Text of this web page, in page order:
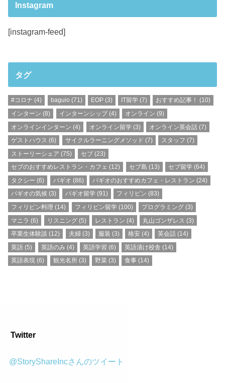
Instagram
[instagram-feed]
タグ
#コロナ (4) baguio (71) EOP(3) IT留学 (7) おすすめ記事！ (10)
インターン (8) インターンシップ(4) オンライン (9)
オンラインインターン (4) オンライン留学(3) オンライン英会話(7)
ゲストハウス (6) サイクルラーニングメソッド (7) スタッフ (7)
ストーリーシェア (75) セブ(23)
セブのおすすめレストラン・カフェ (12) セブ島 (13) セブ留学(64)
タクシー (6) バギオ (86) バギオのおすすめカフェ・レストラン (24)
バギオの気候 (3) バギオ留学(91) フィリピン (83)
フィリピン料理 (14) フィリピン留学(100) プログラミング(3)
マニラ (6) リスニング(5) レストラン (4) 丸山ゴンザレス (3)
卒業生体験談 (12) 夫婦(3) 服装 (3) 格安 (4) 英会話 (14)
英語 (5) 英語のみ (4) 英語学習 (6) 英語漬け校舎 (14)
英語表現 (6) 観光名所(3) 野菜(3) 食事 (14)
Twitter
@StoryShareIncさんのツイート